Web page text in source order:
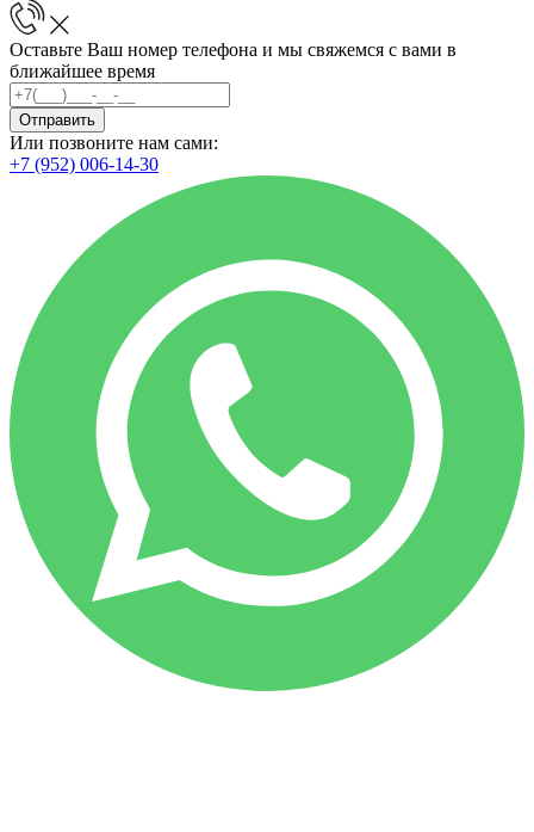
Оставьте Ваш номер телефона и мы свяжемся с вами в
ближайшее время
Отправить
Или позвоните нам сами:
+7 (952) 006-14-30